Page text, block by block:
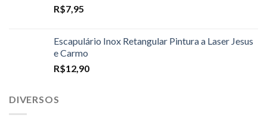
R$7,95
Escapulário Inox Retangular Pintura a Laser Jesus
e Carmo
R$12,90
DIVERSOS